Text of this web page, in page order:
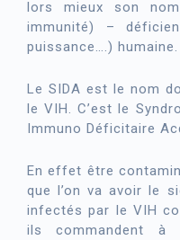
lors mieux son
immunité) –
puissance….) humaine.
Le SIDA est le nom
le VIH. C’est le
Immuno Déficitaire
En effet être
que l’on va avoir le
infectés par le VIH
ils commandent à